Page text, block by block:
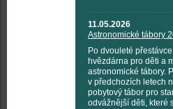
11.05.2026
Astronomické tábory
Po dvouleté
hvězdárna pro děti a
astronomické tábory.
v předchozích letech
pobytový tábor pro
odvážnější děti, které